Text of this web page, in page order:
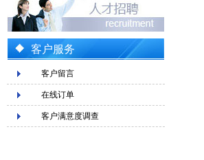
客户服务
客户留言
在线订单
客户满意度调查